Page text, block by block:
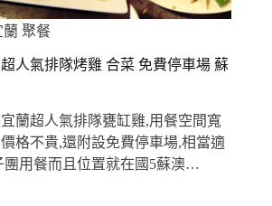
蘭 聚餐
人氣排隊烤雞 合菜 免費停車場 蘇
蘭超人氣排隊甕缸雞,用餐空間寬
格不貴,還附設免費停車場,相當適
團用餐而且位置就在國5蘇澳…